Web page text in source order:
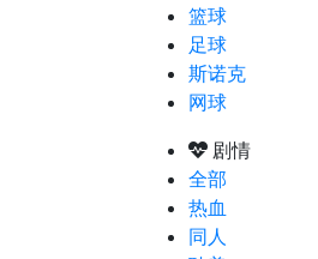
篮球
足球
斯诺克
网球
剧情
全部
热血
同人